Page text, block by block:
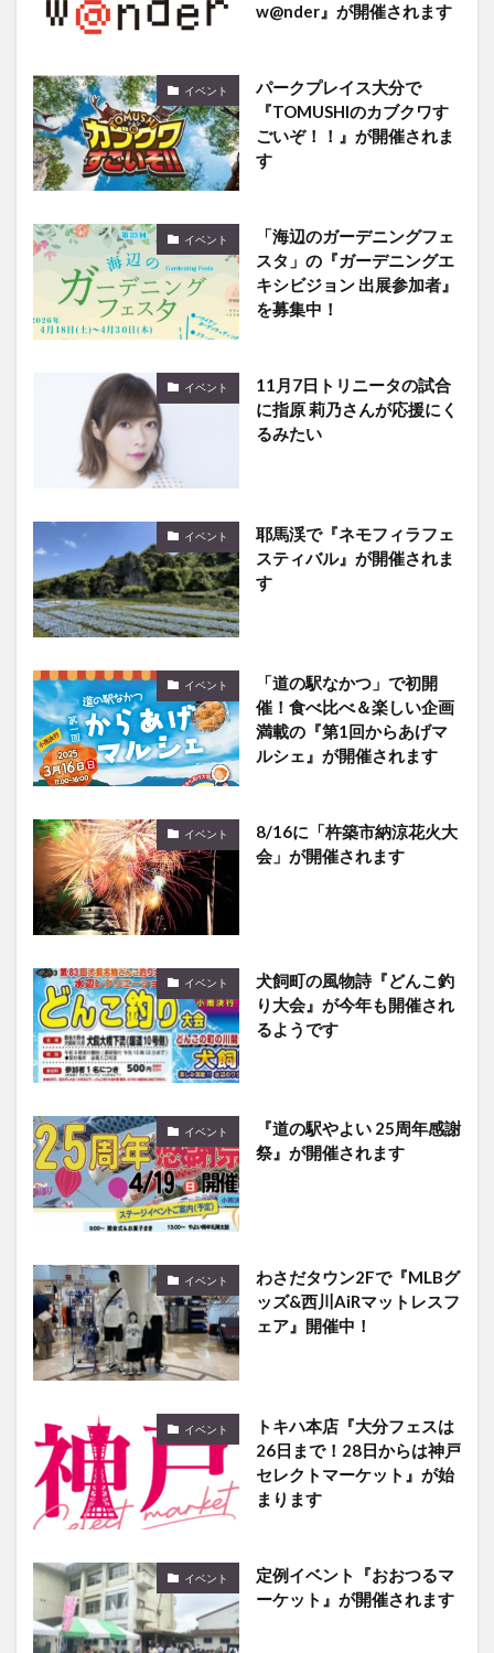
w@nder』が開催されます
イベント
パークプレイス大分で
『TOMUSHIのカブクワす
ごいぞ！！』が開催されま
す
イベント
「海辺のガーデニングフェ
スタ」の『ガーデニングエ
キシビジョン 出展参加者』
を募集中！
イベント
11月7日トリニータの試合
に指原 莉乃さんが応援にく
るみたい
イベント
耶馬渓で『ネモフィラフェ
スティバル』が開催されま
す
イベント
「道の駅なかつ」で初開
催！食べ比べ＆楽しい企画
満載の『第1回からあげマ
ルシェ』が開催されます
イベント
8/16に「杵築市納涼花火大
会」が開催されます
イベント
犬飼町の風物詩『どんこ釣
り大会』が今年も開催され
るようです
イベント
『道の駅やよい 25周年感謝
祭』が開催されます
イベント
わさだタウン2Fで『MLBグ
ッズ&西川AiRマットレスフ
ェア』開催中！
イベント
トキハ本店『大分フェスは
26日まで！28日からは神戸
セレクトマーケット』が始
まります
イベント
定例イベント『おおつるマ
ーケット』が開催されます